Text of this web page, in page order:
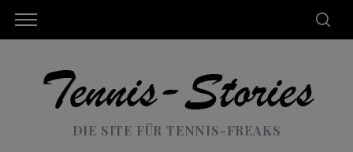
DIE SITE FÜR TENNIS-FREAKS